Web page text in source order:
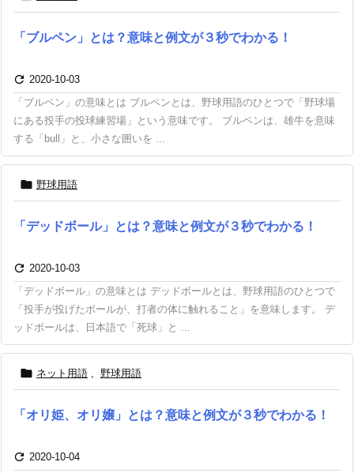
「ブルペン」とは？意味と例文が３秒でわかる！
 2020-10-03
「ブルペン」の意味とは ブルペンとは、野球用語のひとつで「野球場
にある投手の投球練習場」という意味です。 ブルペンは、雄牛を意味
する「bull」と、小さな囲いを ...
 野球用語
「デッドボール」とは？意味と例文が３秒でわかる！
 2020-10-03
「デッドボール」の意味とは デッドボールとは、野球用語のひとつで
「投手が投げたボールが、打者の体に触れること」を意味します。 デ
ッドボールは、日本語で「死球」と ...
 ネット用語 , 野球用語
「オリ姫、オリ嬢」とは？意味と例文が３秒でわかる！
 2020-10-04